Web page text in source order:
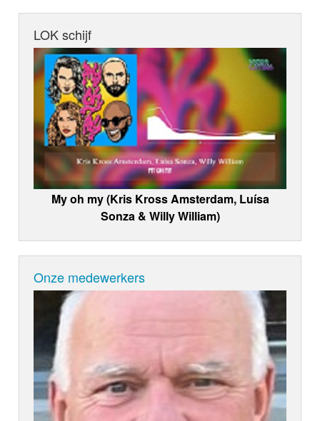
LOK schijf
My oh my (Kris Kross Amsterdam, Luísa
Sonza & Willy William)
Onze medewerkers